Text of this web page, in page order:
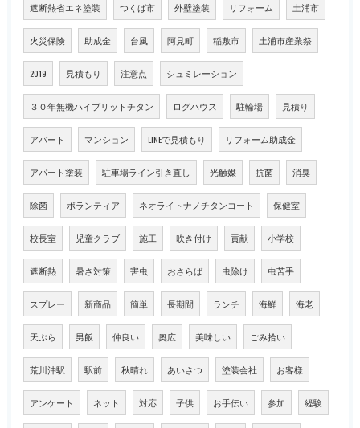
遮断熱省エネ塗装 つくば市 外壁塗装 リフォーム 土浦市
火災保険 助成金 台風 阿見町 稲敷市 土浦市産業祭
2019 見積もり 注意点 シュミレーション
３０年無機ハイブリットチタン ログハウス 駐輪場 見積り
アパート マンション LINEで見積もり リフォーム助成金
アパート塗装 駐車場ライン引き直し 光触媒 抗菌 消臭
除菌 ボランティア ネオライトナノチタンコート 保健室
校長室 児童クラブ 施工 吹き付け 貢献 小学校
遮断熱 暑さ対策 害虫 おさらば 虫除け 虫苦手
スプレー 新商品 簡単 長期間 ランチ 海鮮 海老
天ぷら 男飯 仲良い 奥広 美味しい ごみ拾い
荒川沖駅 駅前 秋晴れ あいさつ 塗装会社 お客様
アンケート ネット 対応 子供 お手伝い 参加 経験